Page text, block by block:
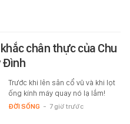
chân thực của Chu
Đình
Trước khi lên sân cổ vũ và khi lọt
ống kính máy quay nó lạ lắm!
ĐỜI SỐNG - 7 giờ trước